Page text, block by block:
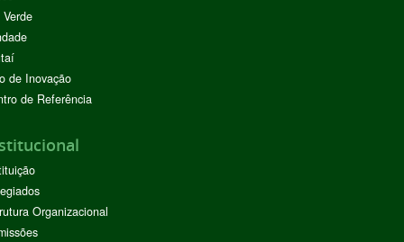
de Inovação
de Referência
Organizacional